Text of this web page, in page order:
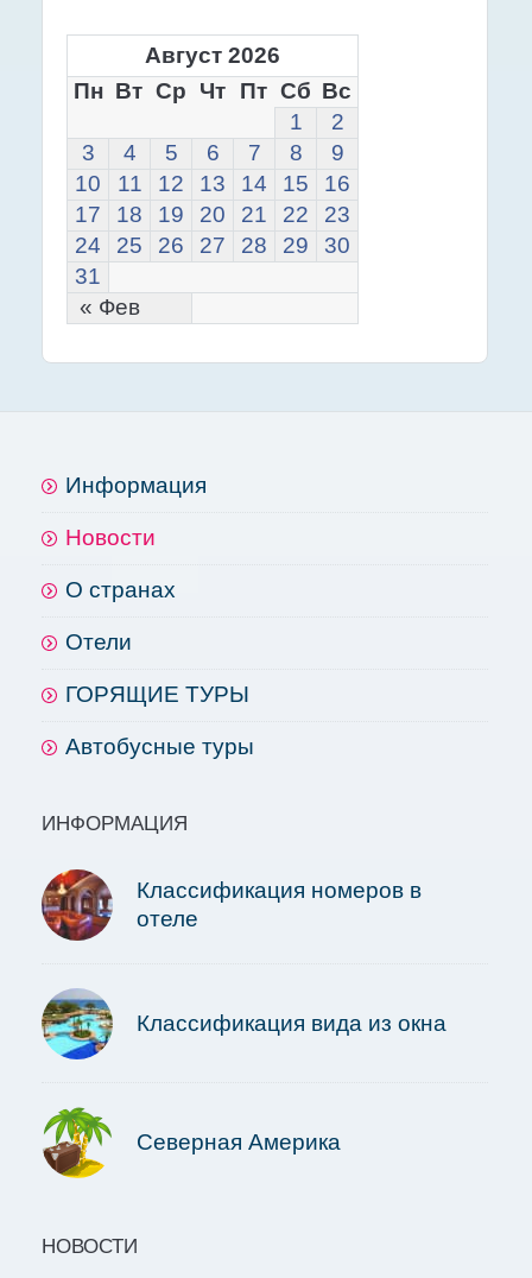
Август 2026
Пн Вт Ср Чт Пт Сб Вс
« Фев
1
2
3
4 5 6 7 8
9
10
11 12 13 14 15
16
17
18 19 20 21 22
23
24
25 26 27 28 29
30
31
Информация
Новости
О странах
Отели
ГОРЯЩИЕ ТУРЫ
Автобусные туры
ИНФОРМАЦИЯ
Классификация номеров в
отеле
Классификация вида из окна
Северная Америка
НОВОСТИ